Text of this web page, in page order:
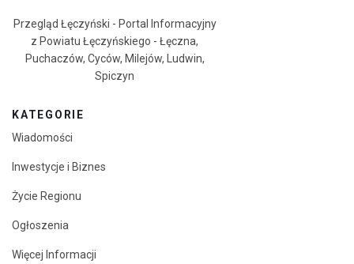
Przegląd Łęczyński - Portal Informacyjny
z Powiatu Łęczyńskiego - Łęczna,
Puchaczów, Cyców, Milejów, Ludwin,
Spiczyn
KATEGORIE
Wiadomości
Inwestycje i Biznes
Życie Regionu
Ogłoszenia
Więcej Informacji